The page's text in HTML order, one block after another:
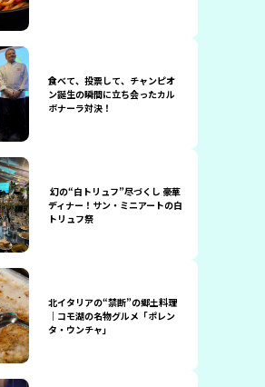
食べて、投票して、チャンピオ
ン誕生の瞬間に立ち会ったカル
ボナーラ対決！
幻の“白トリュフ”尽づくし 豪華
ディナー！サン・ミニアートの白
トリュフ祭
北イタリアの“禁断”の郷土料理
｜コモ湖の名物グルメ「ポレン
タ・ウンチャ」